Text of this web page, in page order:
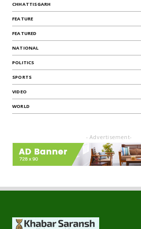
CHHATTISGARH
FEATURE
FEATURED
NATIONAL
POLITICS
SPORTS
VIDEO
WORLD
- Advertisement-